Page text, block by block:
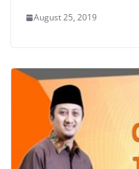
August 25, 2019